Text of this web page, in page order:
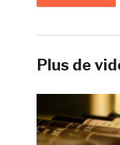
Plus de